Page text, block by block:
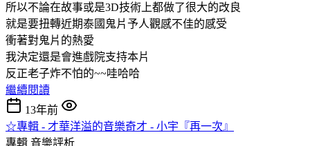
所以不論在故事或是3D技術上都做了很大的改良
就是要扭轉近期泰國鬼片予人觀感不佳的感受
衝著對鬼片的熱愛
我決定還是會進戲院支持本片
反正老子炸不怕的~~哇哈哈
繼續閱讀
13年前
☆專輯 - 才華洋溢的音樂奇才 - 小宇『再一次』
專輯 音樂評析